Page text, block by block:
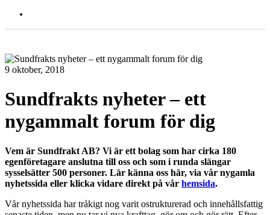
9 oktober, 2018
Sundfrakts nyheter – ett
nygammalt forum för dig
Vem är Sundfrakt AB? Vi är ett bolag som har cirka 180
egenföretagare anslutna till oss och som i runda slängar
sysselsätter 500 personer. Lär känna oss här, via vår nygamla
nyhetssida eller klicka vidare direkt på vår hemsida.
Vår nyhetssida har tråkigt nog varit ostrukturerad och innehållsfattig